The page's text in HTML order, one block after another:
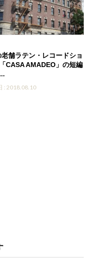
老舗ラテン・レコードショ
CASA AMADEO」の短編
: 2018.08.10